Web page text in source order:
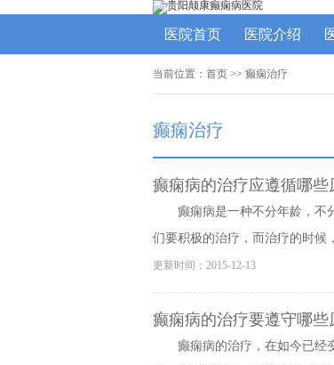
医院首页 医院介绍
当前位置： 首页 >> 癫痫治疗
癫痫治疗
癫痫病的治疗应遵循哪些
癫痫病是一种不分年龄，不
们要积极的治疗，而治疗的时候
更新时间：2015-12-13
癫痫病的治疗要遵守哪些
癫痫病的治疗，在如今已经